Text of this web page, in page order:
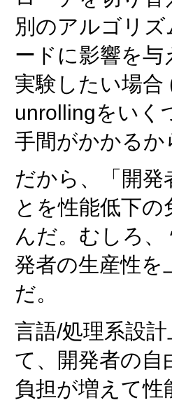
別のアルゴリ
ードに影響を
実験したい場合
unrollingをいく
手間がかかるか
だから、「開
とを性能低下
んだ。むしろ
発者の生産性を
だ。
言語/処理系設
て、開発者の自
負担が増えて